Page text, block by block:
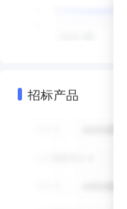
招标产品